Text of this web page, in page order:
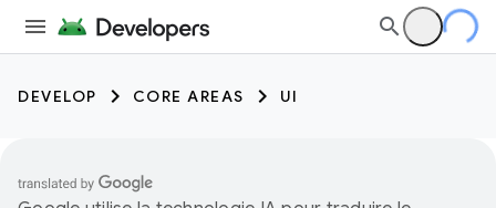
DEVELOP CORE AREAS UI